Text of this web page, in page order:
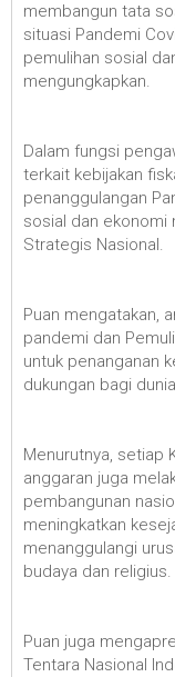
membangun tata
situasi Pandemi
pemulihan sosial
mengungkapkan.
Dalam fungsi
terkait kebijakan
penanggulangan
sosial dan ekonomi
Strategis Nasional.
Puan mengatakan,
pandemi dan
untuk penanganan
dukungan bagi
Menurutnya, setiap
anggaran juga
pembangunan
meningkatkan
menanggulangi
budaya dan religius.
Puan juga
Tentara Nasional